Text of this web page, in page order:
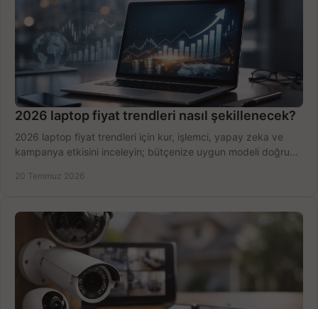
2026 laptop fiyat trendleri nasıl şekillenecek?
2026 laptop fiyat trendleri için kur, işlemci, yapay zeka ve
kampanya etkisini inceleyin; bütçenize uygun modeli doğru
20 Temmuz 2026